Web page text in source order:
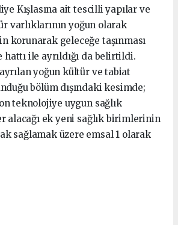
Kışlasına ait tescilli yapılar ve
varlıklarının yoğun olarak
korunarak geleceğe taşınması
hattı ile ayrıldığı da belirtildi.
yoğun kültür ve tabiat
bölüm dışındaki kesimde;
teknolojiye uygun sağlık
alacağı ek yeni sağlık birimlerinin
sağlamak üzere emsal 1 olarak